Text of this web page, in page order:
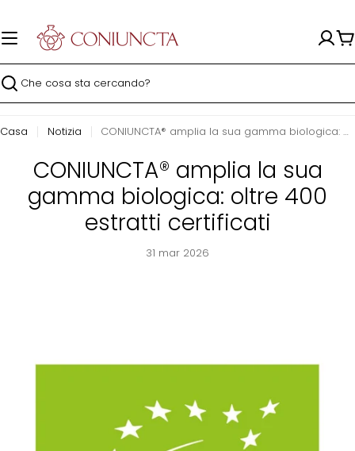
contenuto
Ricerca
Casa Notizia CONIUNCTA® amplia la sua gamma biologica: oltre 400 estratti certificati
CONIUNCTA® amplia la sua
gamma biologica: oltre 400
estratti certificati
31 mar 2026